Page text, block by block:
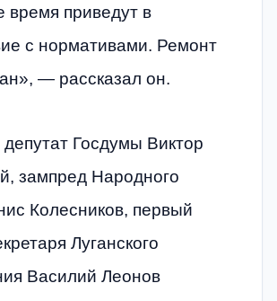
время приведут в
с нормативами. Ремонт
— рассказал он.
депутат Госдумы Виктор
зампред Народного
Колесников, первый
Луганского
Василий Леонов